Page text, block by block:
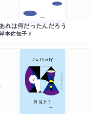
あれは何だったんだろう
岸本佐知子著